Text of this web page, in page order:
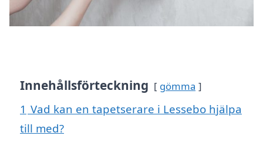
Innehållsförteckning gömma
1 Vad kan en tapetserare i Lessebo hjälpa
till med?